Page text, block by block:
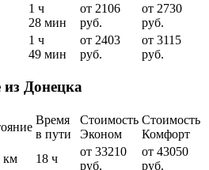
1 ч
28 мин
от 2106
руб.
от 2730
руб.
1 ч
49 мин
от 2403
руб.
от 3115
руб.
Донецка
Время
в пути
Стоимость
Эконом
Стоимость
Комфорт
км 18 ч
от 33210
руб.
от 43050
руб.